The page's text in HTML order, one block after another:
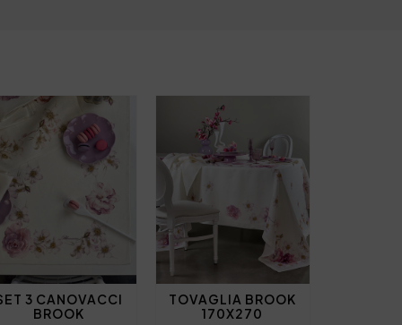
3 CANOVACCI
BROOK
TOVAGLIA BROOK
170X270